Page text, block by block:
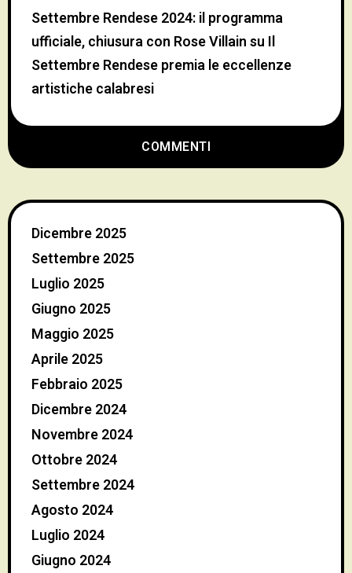
COMMENTI
Settembre Rendese 2024: il programma
ufficiale, chiusura con Rose Villainsu Il
Settembre Rendese premia le eccellenze
artistiche calabresi
Dicembre 2025
Settembre 2025
Luglio 2025
Giugno 2025
Maggio 2025
Aprile 2025
Febbraio 2025
Dicembre 2024
Novembre 2024
Ottobre 2024
Settembre 2024
Agosto 2024
Luglio 2024
Giugno 2024